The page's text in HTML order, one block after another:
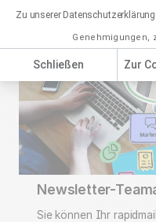
Zu unserer Datenschutzerklärung
Genehmigungen,
Schließen Zur
Newsletter-
Sie können Ihr